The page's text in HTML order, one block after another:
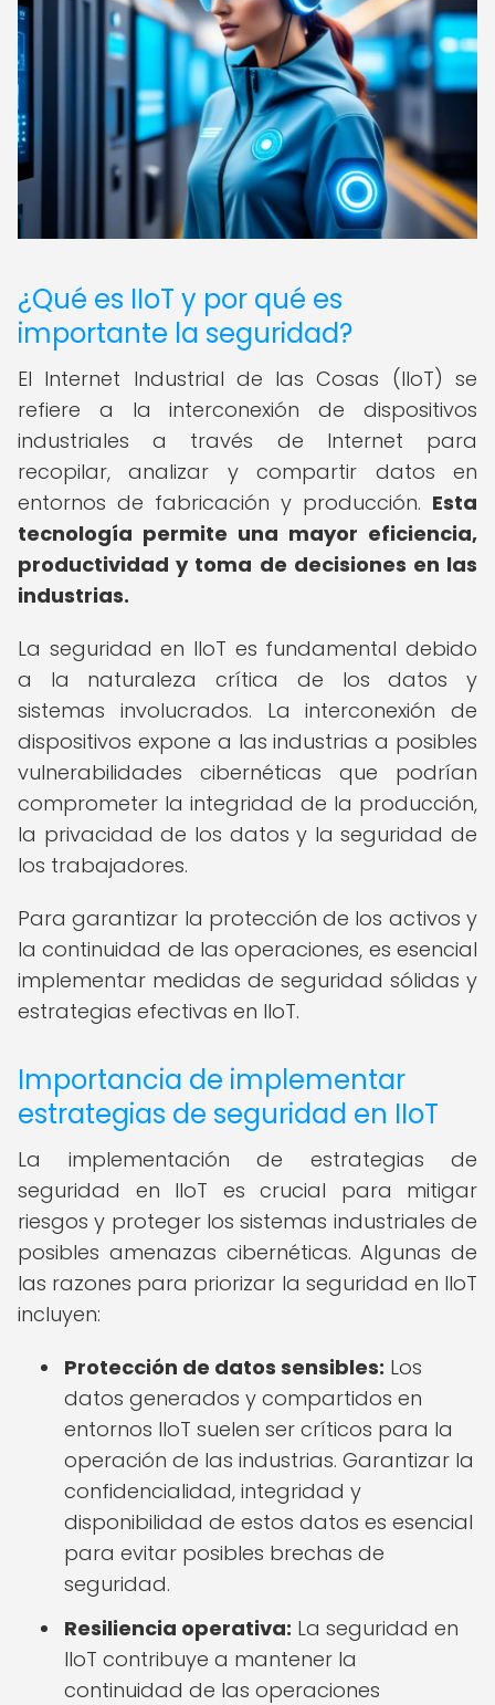
¿Qué es IIoT y por qué es
importante la seguridad?
El Internet Industrial de las Cosas (IIoT) se
refiere a la interconexión de dispositivos
industriales a través de Internet para
recopilar, analizar y compartir datos en
entornos de fabricación y producción. Esta
tecnología permite una mayor eficiencia,
productividad y toma de decisiones en las
industrias.
La seguridad en IIoT es fundamental debido
a la naturaleza crítica de los datos y
sistemas involucrados. La interconexión de
dispositivos expone a las industrias a posibles
vulnerabilidades cibernéticas que podrían
comprometer la integridad de la producción,
la privacidad de los datos y la seguridad de
los trabajadores.
Para garantizar la protección de los activos y
la continuidad de las operaciones, es esencial
implementar medidas de seguridad sólidas y
estrategias efectivas en IIoT.
Importancia de implementar
estrategias de seguridad en IIoT
La implementación de estrategias de
seguridad en IIoT es crucial para mitigar
riesgos y proteger los sistemas industriales de
posibles amenazas cibernéticas. Algunas de
las razones para priorizar la seguridad en IIoT
incluyen:
Protección de datos sensibles: Los
datos generados y compartidos en
entornos IIoT suelen ser críticos para la
operación de las industrias. Garantizar la
confidencialidad, integridad y
disponibilidad de estos datos es esencial
para evitar posibles brechas de
seguridad.
Resiliencia operativa: La seguridad en
IIoT contribuye a mantener la
continuidad de las operaciones